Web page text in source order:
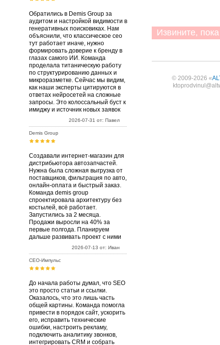
Обратились в Demis Group за
аудитом и настройкой видимости в
генеративных поисковиках. Нам
объяснили, что классическое сео
тут работает иначе, нужно
формировать доверие к бренду в
глазах самого ИИ. Команда
проделала титаническую работу
по структурированию данных и
микроразметке. Сейчас мы видим,
как наши эксперты цитируются в
ответах нейросетей на сложные
запросы. Это колоссальный буст к
имиджу и источник новых заявок
2026-07-31 от: Павел
Demis Group
Создавали интернет-магазин для
дистрибьютора автозапчастей.
Нужна была сложная выгрузка от
поставщиков, фильтрация по авто,
онлайн-оплата и быстрый заказ.
Команда demis group
спроектировала архитектуру без
костылей, всё работает.
Запустились за 2 месяца.
Продажи выросли на 40% за
первые полгода. Планируем
дальше развивать проект с ними
2026-07-13 от: Иван
СЕО-Импульс
До начала работы думал, что SEO
это просто статьи и ссылки.
Оказалось, что это лишь часть
общей картины. Команда помогла
привести в порядок сайт, ускорить
его, исправить технические
ошибки, настроить рекламу,
подключить аналитику звонков,
интегрировать CRM и собрать
Извините,
© 2009-2026 «